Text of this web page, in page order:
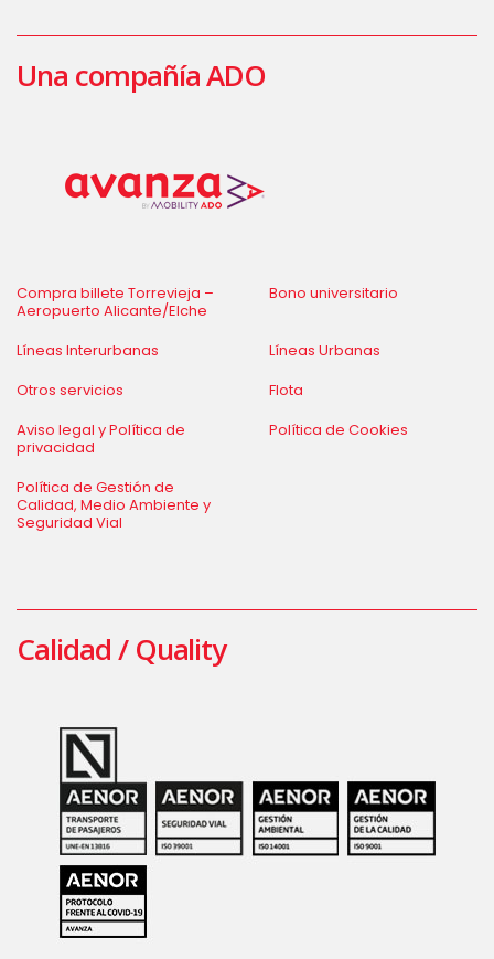
Una compañía ADO
Compra billete Torrevieja –
Aeropuerto Alicante/Elche
Bono universitario
Líneas Interurbanas
Líneas Urbanas
Otros servicios
Flota
Aviso legal y Política de
privacidad
Política de Cookies
Política de Gestión de
Calidad, Medio Ambiente y
Seguridad Vial
Calidad / Quality